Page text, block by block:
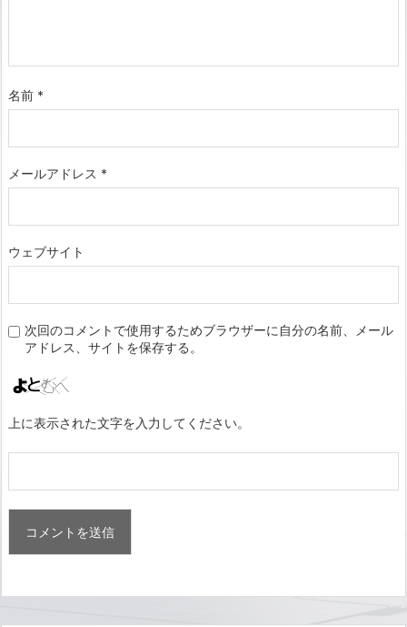
名前 *
メールアドレス *
ウェブサイト
次回のコメントで使用するためブラウザーに自分の名前、メール
アドレス、サイトを保存する。
上に表示された文字を入力してください。